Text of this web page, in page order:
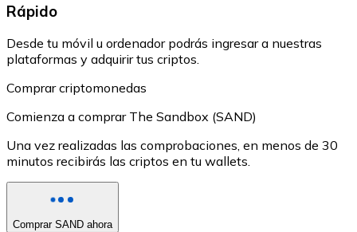
Rápido
Desde tu móvil u ordenador podrás ingresar a nuestras
plataformas y adquirir tus criptos.
Comprar criptomonedas
Comienza a comprar The Sandbox (SAND)
Una vez realizadas las comprobaciones, en menos de 30
minutos recibirás las criptos en tu wallets.
Comprar SAND ahora